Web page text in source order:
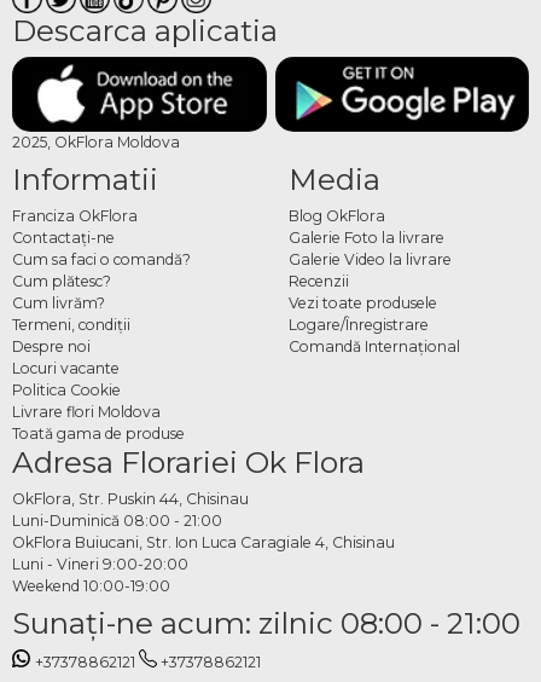
Descarca aplicatia
2025, OkFlora Moldova
Informatii
Franciza OkFlora
Contactaţi-ne
Cum sa faci o comandă?
Cum plătesc?
Cum livrăm?
Termeni, condiţii
Despre noi
Locuri vacante
Politica Cookie
Livrare flori Moldova
Toată gama de produse
Media
Blog OkFlora
Galerie Foto la livrare
Galerie Video la livrare
Recenzii
Vezi toate produsele
Logare/Înregistrare
Comandă Internațional
Adresa Florariei Ok Flora
OkFlora, Str. Puskin 44, Chisinau
Luni-Duminică 08:00 - 21:00
OkFlora Buiucani, Str. Ion Luca Caragiale 4, Chisinau
Luni - Vineri 9:00-20:00
Weekend 10:00-19:00
Sunaţi-ne acum: zilnic 08:00 - 21:00
+37378862121 +37378862121